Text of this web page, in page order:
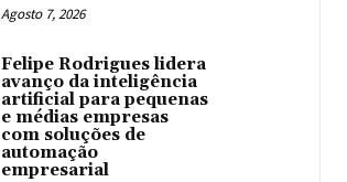
Agosto 7, 2026
Felipe Rodrigues lidera
avanço da inteligência
artificial para pequenas
e médias empresas
com soluções de
automação
empresarial